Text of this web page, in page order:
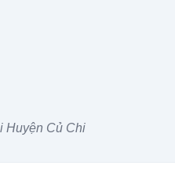
Huyện Củ Chi